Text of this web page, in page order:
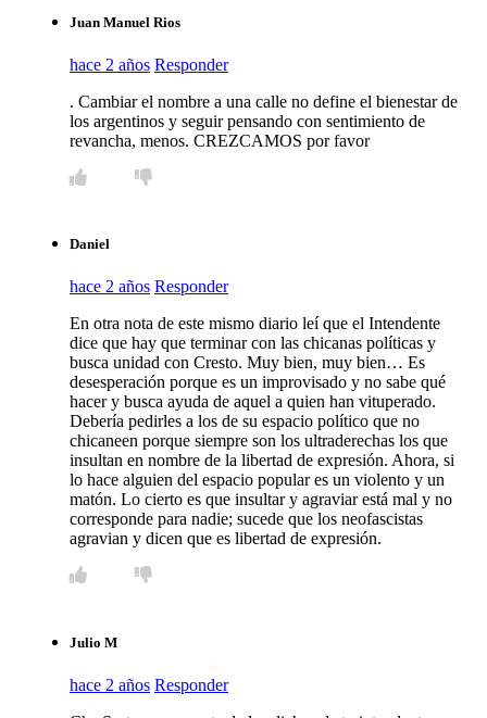
Juan Manuel Rios
hace 2 años Responder
. Cambiar el nombre a una calle no define el bienestar de
los argentinos y seguir pensando con sentimiento de
revancha, menos. CREZCAMOS por favor
Daniel
hace 2 años Responder
En otra nota de este mismo diario leí que el Intendente
dice que hay que terminar con las chicanas políticas y
busca unidad con Cresto. Muy bien, muy bien… Es
desesperación porque es un improvisado y no sabe qué
hacer y busca ayuda de aquel a quien han vituperado.
Debería pedirles a los de su espacio político que no
chicaneen porque siempre son los ultraderechas los que
insultan en nombre de la libertad de expresión. Ahora, si
lo hace alguien del espacio popular es un violento y un
matón. Lo cierto es que insultar y agraviar está mal y no
corresponde para nadie; sucede que los neofascistas
agravian y dicen que es libertad de expresión.
Julio M
hace 2 años Responder